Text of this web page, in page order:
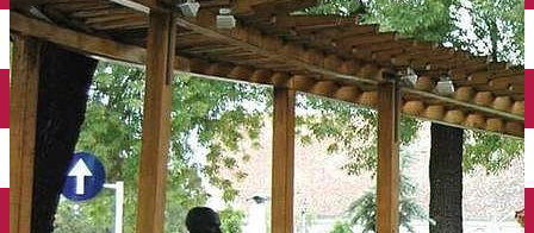
Închirieri auto
Închirieri de biciclete